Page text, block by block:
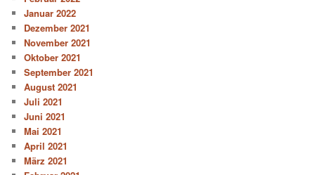
Januar 2022
Dezember 2021
November 2021
Oktober 2021
September 2021
August 2021
Juli 2021
Juni 2021
Mai 2021
April 2021
März 2021